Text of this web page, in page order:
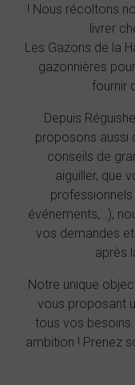
! Nous récoltons
livrer
Les Gazons de la
gazonnières
fournir
Depuis
proposons aussi
conseils de
aiguiller, que
événements,…),
vos demandes
après
Notre unique
vous proposant
tous vos
ambition ! Prenez